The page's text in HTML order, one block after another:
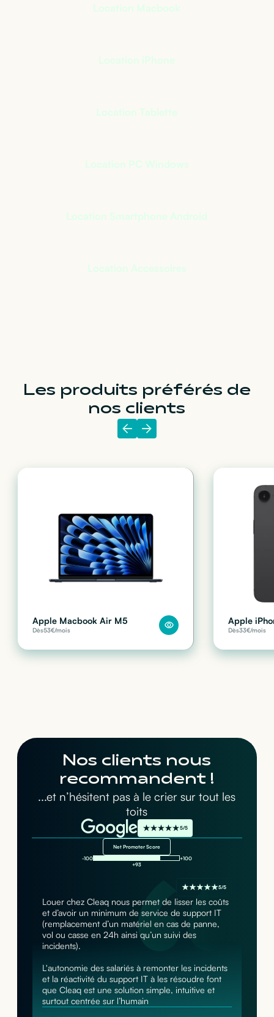
Location Macbook
Location iPhone
Location Tablette
Location PC Windows
Location Smartphone Android
Location Accessoires
Les produits préférés de
nos clients
Apple Macbook Air M5
Dès53€/mois
Apple
Dès33€/mois
Nos clients nous
recommandent !
...et n’hésitent pas à le crier sur tout les
toits
5/5
Net Promoter Score
-100
+100
+93
5/5
Louer chez Cleaq nous permet de lisser les coûts
et d’avoir un minimum de service de support IT
(remplacement d’un matériel en cas de panne,
vol ou casse en 24h ainsi qu’un suivi des
incidents).
L'autonomie des salariés à remonter les incidents
et la réactivité du support IT à les résoudre font
que Cleaq est une solution simple, intuitive et
surtout centrée sur l’humain